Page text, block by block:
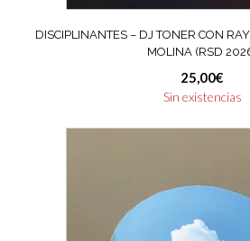
DISCIPLINANTES – DJ TONER CON
MOLINA (RSD
25,00€
Sin existencias